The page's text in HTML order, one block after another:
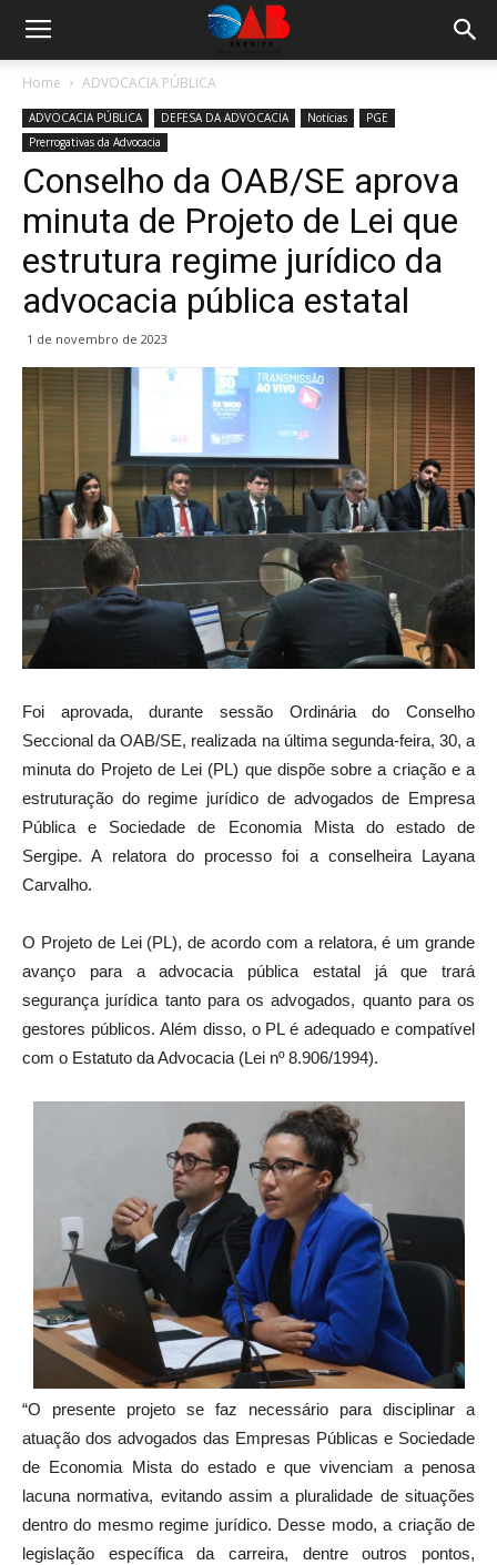
Home ADVOCACIA PÚBLICA
ADVOCACIA PÚBLICA DEFESA DA ADVOCACIA Notícias
PGE
Prerrogativas da Advocacia
Conselho da OAB/SE aprova
minuta de Projeto de Lei que
estrutura regime jurídico da
advocacia pública estatal
1 de novembro de 2023
Foi aprovada, durante sessão Ordinária do Conselho
Seccional da OAB/SE, realizada na última segunda-feira, 30, a
minuta do Projeto de Lei (PL) que dispõe sobre a criação e a
estruturação do regime jurídico de advogados de Empresa
Pública e Sociedade de Economia Mista do estado de
Sergipe. A relatora do processo foi a conselheira Layana
Carvalho.
O Projeto de Lei (PL), de acordo com a relatora, é um grande
avanço para a advocacia pública estatal já que trará
segurança jurídica tanto para os advogados, quanto para os
gestores públicos. Além disso, o PL é adequado e compatível
com o Estatuto da Advocacia (Lei nº 8.906/1994).
“O presente projeto se faz necessário para disciplinar a
atuação dos advogados das Empresas Públicas e Sociedade
de Economia Mista do estado e que vivenciam a penosa
lacuna normativa, evitando assim a pluralidade de situações
dentro do mesmo regime jurídico. Desse modo, a criação de
legislação específica da carreira, dentre outros pontos,